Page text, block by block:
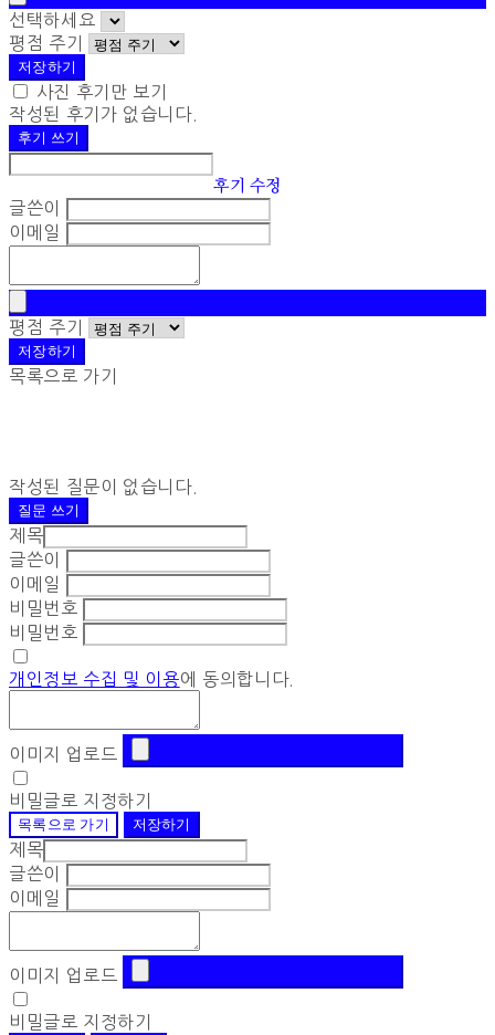
선택하세요
평점 주기
저장하기
사진 후기만 보기
작성된 후기가 없습니다.
후기 쓰기
후기 수정
글쓴이
이메일
평점 주기
저장하기
목록으로 가기
작성된 질문이 없습니다.
질문 쓰기
제목
글쓴이
이메일
비밀번호
비밀번호
개인정보 수집 및 이용에 동의합니다.
이미지 업로드
비밀글로 지정하기
목록으로 가기
저장하기
제목
글쓴이
이메일
이미지 업로드
비밀글로 지정하기